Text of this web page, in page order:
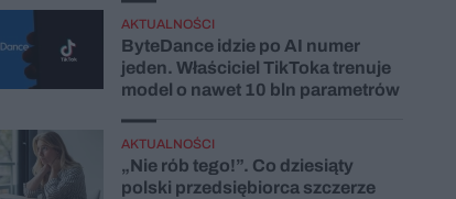
AKTUALNOŚCI
ByteDance idzie po AI numer
jeden. Właściciel TikToka trenuje
model o nawet 10 bln parametrów
AKTUALNOŚCI
„Nie rób tego!”. Co dziesiąty
polski przedsiębiorca szczerze